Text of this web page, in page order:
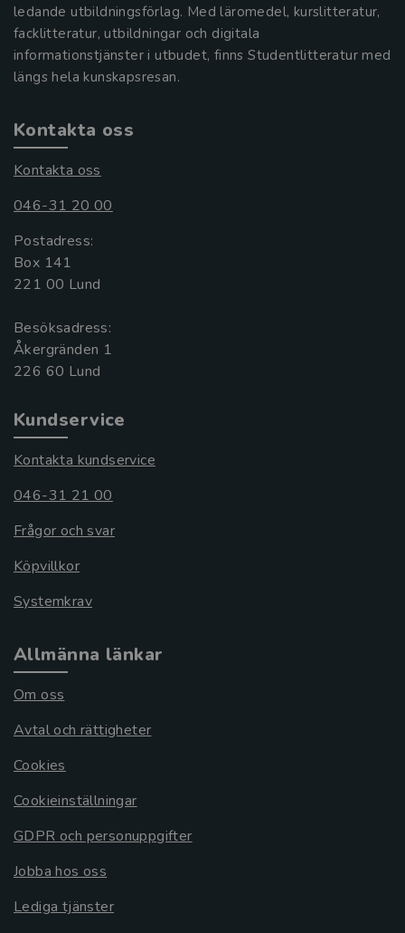
ledande utbildningsförlag. Med läromedel, kurslitteratur,
facklitteratur, utbildningar och digitala
informationstjänster i utbudet, finns Studentlitteratur med
längs hela kunskapsresan.
Kontakta oss
Kontakta oss
046-31 20 00
Postadress:
Box 141
221 00 Lund
Besöksadress:
Åkergränden 1
Kundservice
Kontakta kundservice
046-31 21 00
Frågor och svar
Köpvillkor
Systemkrav
Allmänna länkar
Om oss
Avtal och rättigheter
Cookies
Cookieinställningar
GDPR och personuppgifter
Jobba hos oss
Lediga tjänster